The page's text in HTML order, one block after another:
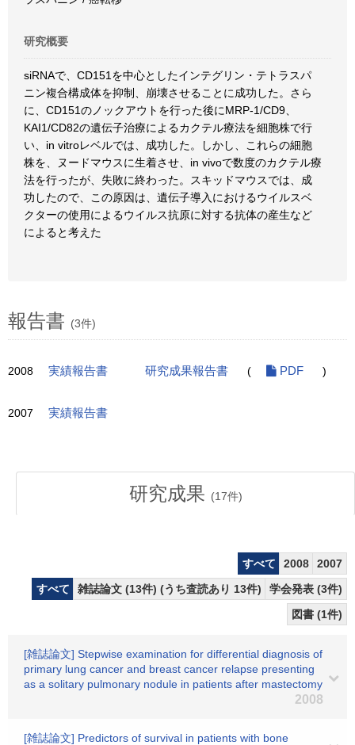
研究概要
siRNAで、CD151を中心としたインテグリン・テトラスパ
ニン複合構成体を抑制、崩壊させることに成功した。さら
に、CD151のノックアウトを行った後にMRP-1/CD9、
KAI1/CD82の遺伝子治療によるカクテル療法を細胞株で行
い、in vitroレベルでは、成功した。しかし、これらの細胞
株を、ヌードマウスに生着させ、in vivoで数度のカクテル療
法を行ったが、失敗に終わった。スキッドマウスでは、成
功したので、この原因は、遺伝子導入におけるウイルスベ
クターの使用によるウイルス抗原に対する抗体の産生など
によると考えた
報告書 (3件)
2008 実績報告書 研究成果報告書 ( PDF )
2007 実績報告書
研究成果 (17件)
すべて 2008
2007
すべて
雑誌論文 (13件) (うち査読あり 13件)
学会発表 (3件)
図書 (1件)
[雑誌論文] Stepwise examination for differential diagnosis of
primary lung cancer and breast cancer relapse presenting
as a solitary pulmonary nodule in patients after mastectomy
2008
[雑誌論文] Predictors of survival in patients with bone